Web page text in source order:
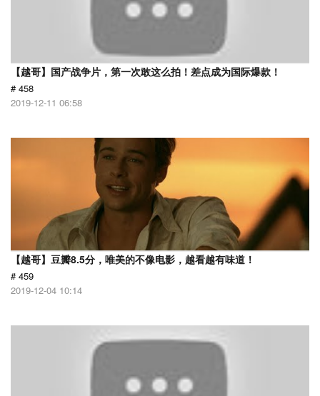
【越哥】国产战争片，第一次敢这么拍！差点成为国际爆款！
# 458
2019-12-11 06:58
【越哥】豆瓣8.5分，唯美的不像电影，越看越有味道！
# 459
2019-12-04 10:14